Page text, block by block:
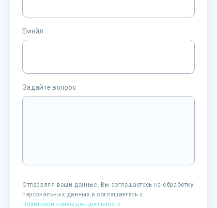
Емейл
Задайте вопрос
Отправляя ваши данные, Вы соглашаетесь на обработку
персональных данных и соглашаетесь с
Политикой конфиденциальности .